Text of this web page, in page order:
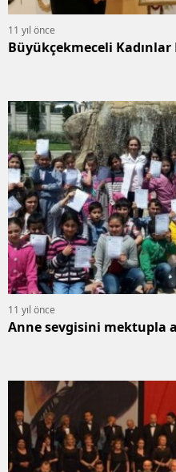
11 yıl önce
Büyükçekmeceli
11 yıl önce
Anne sevgisini mektupla